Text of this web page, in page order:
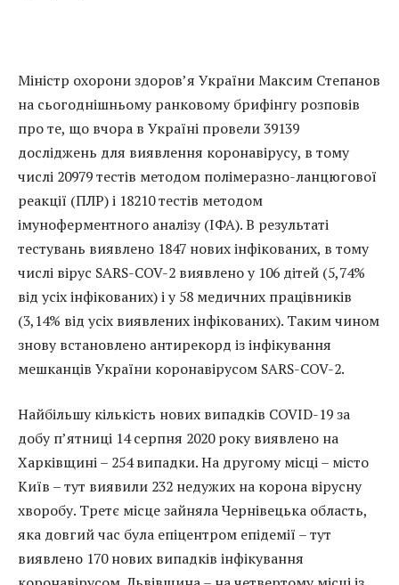
Міністр охорони здоров’я України Максим Степанов
на сьогоднішньому ранковому брифінгу розповів
про те, що вчора в Україні провели 39139
досліджень для виявлення коронавірусу, в тому
числі 20979 тестів методом полімеразно-ланцюгової
реакції (ПЛР) і 18210 тестів методом
імуноферментного аналізу (ІФА). В результаті
тестувань виявлено 1847 нових інфікованих, в тому
числі вірус SARS-COV-2 виявлено у 106 дітей (5,74%
від усіх інфікованих) і у 58 медичних працівників
(3,14% від усіх виявлених інфікованих). Таким чином
знову встановлено антирекорд із інфікування
мешканців України коронавірусом SARS-COV-2.
Найбільшу кількість нових випадків COVID-19 за
добу п’ятниці 14 серпня 2020 року виявлено на
Харківщині – 254 випадки. На другому місці – місто
Київ – тут виявили 232 недужих на корона вірусну
хворобу. Третє місце зайняла Чернівецька область,
яка довгий час була епіцентром епідемії – тут
виявлено 170 нових випадків інфікування